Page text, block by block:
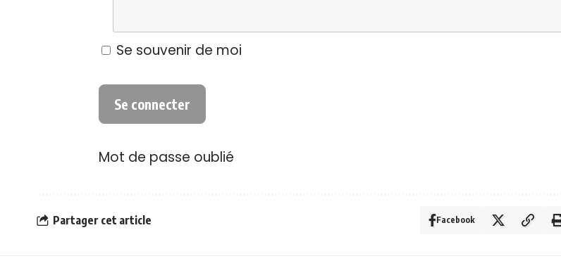
Se souvenir de moi
Mot de passe oublié
Partager cet article Facebook